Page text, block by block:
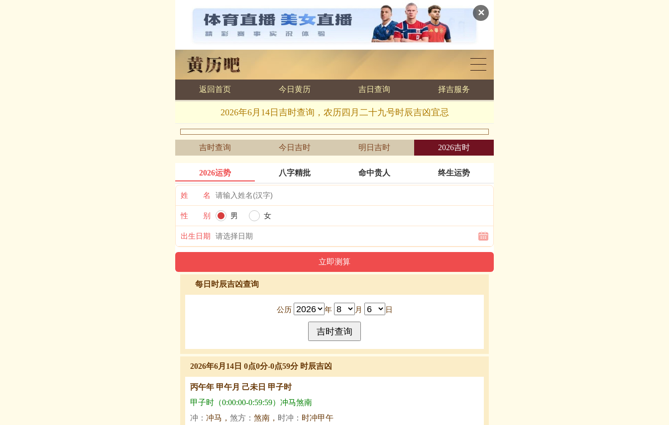
✕
黄历查询
返回首页 今日黄历 吉日查询 择吉服务
2026年6月14日吉时查询，农历四月二十九号时辰吉凶宜忌
吉时查询 今日吉时 明日吉时 2026吉时
2026运势 八字精批 命中贵人 终生运势
姓 名
性 别 男 女
出生日期
每日时辰吉凶查询
公历 年 月 日
2026年6月14日 0点0分-0点59分 时辰吉凶
丙午年 甲午月 己未日 甲子时
甲子时（0:00:00-0:59:59）冲马煞南
冲： 冲马， 煞方： 煞南， 时冲： 时冲甲午